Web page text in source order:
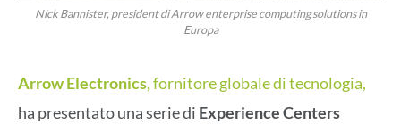
Nick Bannister, president di Arrow enterprise computing solutions in
Europa
Arrow Electronics,fornitore globale di tecnologia,
ha presentato una serie di Experience Centers